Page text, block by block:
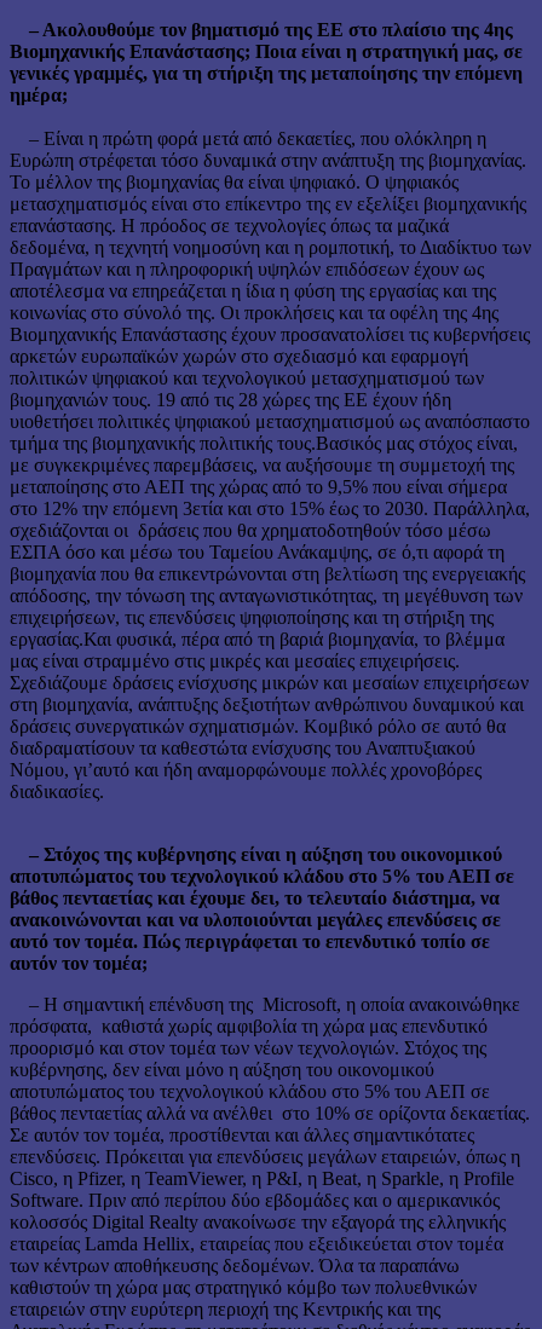
– Ακολουθούμε τον βηματισμό της ΕΕ στο πλαίσιο της 4ης
Βιομηχανικής Επανάστασης; Ποια είναι η στρατηγική μας, σε
γενικές γραμμές, για τη στήριξη της μεταποίησης την επόμενη
ημέρα;
– Είναι η πρώτη φορά μετά από δεκαετίες, που ολόκληρη η
Ευρώπη στρέφεται τόσο δυναμικά στην ανάπτυξη της βιομηχανίας.
Το μέλλον της βιομηχανίας θα είναι ψηφιακό. Ο ψηφιακός
μετασχηματισμός είναι στο επίκεντρο της εν εξελίξει βιομηχανικής
επανάστασης. Η πρόοδος σε τεχνολογίες όπως τα μαζικά
δεδομένα, η τεχνητή νοημοσύνη και η ρομποτική, το Διαδίκτυο των
Πραγμάτων και η πληροφορική υψηλών επιδόσεων έχουν ως
αποτέλεσμα να επηρεάζεται η ίδια η φύση της εργασίας και της
κοινωνίας στο σύνολό της. Οι προκλήσεις και τα οφέλη της 4ης
Βιομηχανικής Επανάστασης έχουν προσανατολίσει τις κυβερνήσεις
αρκετών ευρωπαϊκών χωρών στο σχεδιασμό και εφαρμογή
πολιτικών ψηφιακού και τεχνολογικού μετασχηματισμού των
βιομηχανιών τους. 19 από τις 28 χώρες της ΕΕ έχουν ήδη
υιοθετήσει πολιτικές ψηφιακού μετασχηματισμού ως αναπόσπαστο
τμήμα της βιομηχανικής πολιτικής τους.Βασικός μας στόχος είναι,
με συγκεκριμένες παρεμβάσεις, να αυξήσουμε τη συμμετοχή της
μεταποίησης στο ΑΕΠ της χώρας από το 9,5% που είναι σήμερα
στο 12% την επόμενη 3ετία και στο 15% έως το 2030. Παράλληλα,
σχεδιάζονται οι δράσεις που θα χρηματοδοτηθούν τόσο μέσω
ΕΣΠΑ όσο και μέσω του Ταμείου Ανάκαμψης, σε ό,τι αφορά τη
βιομηχανία που θα επικεντρώνονται στη βελτίωση της ενεργειακής
απόδοσης, την τόνωση της ανταγωνιστικότητας, τη μεγέθυνση των
επιχειρήσεων, τις επενδύσεις ψηφιοποίησης και τη στήριξη της
εργασίας.Και φυσικά, πέρα από τη βαριά βιομηχανία, το βλέμμα
μας είναι στραμμένο στις μικρές και μεσαίες επιχειρήσεις.
Σχεδιάζουμε δράσεις ενίσχυσης μικρών και μεσαίων επιχειρήσεων
στη βιομηχανία, ανάπτυξης δεξιοτήτων ανθρώπινου δυναμικού και
δράσεις συνεργατικών σχηματισμών. Κομβικό ρόλο σε αυτό θα
διαδραματίσουν τα καθεστώτα ενίσχυσης του Αναπτυξιακού
Νόμου, γι’αυτό και ήδη αναμορφώνουμε πολλές χρονοβόρες
διαδικασίες.
– Στόχος της κυβέρνησης είναι η αύξηση του οικονομικού
αποτυπώματος του τεχνολογικού κλάδου στο 5% του ΑΕΠ σε
βάθος πενταετίας και έχουμε δει, το τελευταίο διάστημα, να
ανακοινώνονται και να υλοποιούνται μεγάλες επενδύσεις σε
αυτό τον τομέα. Πώς περιγράφεται το επενδυτικό τοπίο σε
αυτόν τον τομέα;
– Η σημαντική επένδυση της Microsoft, η οποία ανακοινώθηκε
πρόσφατα, καθιστά χωρίς αμφιβολία τη χώρα μας επενδυτικό
προορισμό και στον τομέα των νέων τεχνολογιών. Στόχος της
κυβέρνησης, δεν είναι μόνο η αύξηση του οικονομικού
αποτυπώματος του τεχνολογικού κλάδου στο 5% του ΑΕΠ σε
βάθος πενταετίας αλλά να ανέλθει στο 10% σε ορίζοντα δεκαετίας.
Σε αυτόν τον τομέα, προστίθενται και άλλες σημαντικότατες
επενδύσεις. Πρόκειται για επενδύσεις μεγάλων εταιρειών, όπως η
Cisco, η Pfizer, η TeamViewer, η P&I, η Beat, η Sparkle, η Profile
Software. Πριν από περίπου δύο εβδομάδες και ο αμερικανικός
κολοσσός Digital Realty ανακοίνωσε την εξαγορά της ελληνικής
εταιρείας Lamda Hellix, εταιρείας που εξειδικεύεται στον τομέα
των κέντρων αποθήκευσης δεδομένων. Όλα τα παραπάνω
καθιστούν τη χώρα μας στρατηγικό κόμβο των πολυεθνικών
εταιρειών στην ευρύτερη περιοχή της Κεντρικής και της